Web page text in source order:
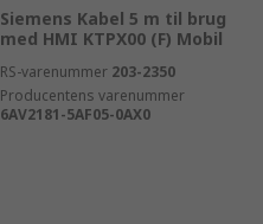
Siemens Kabel 5 m til brug
med HMI KTPX00 (F) Mobil
RS-varenummer 203-2350
Producentens varenummer
6AV2181-5AF05-0AX0